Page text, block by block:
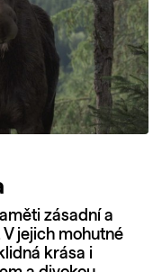
zásadní a
jejich mohutné
krása i